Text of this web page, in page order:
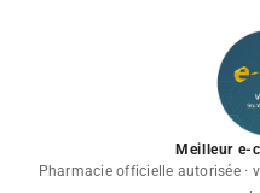
Meilleur e-
Pharmacie officielle autorisée ·